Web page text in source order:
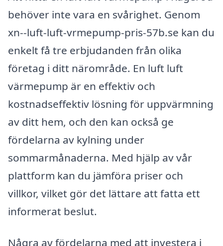
behöver inte vara en svårighet. Genom
xn--luft-luft-vrmepump-pris-57b.se kan du
enkelt få tre erbjudanden från olika
företag i ditt närområde. En luft luft
värmepump är en effektiv och
kostnadseffektiv lösning för uppvärmning
av ditt hem, och den kan också ge
fördelarna av kylning under
sommarmånaderna. Med hjälp av vår
plattform kan du jämföra priser och
villkor, vilket gör det lättare att fatta ett
informerat beslut.
Några av fördelarna med att investera i